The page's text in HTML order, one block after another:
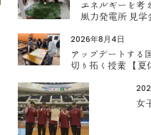
エネルギーを考
風力発電所 見学
2026年8月4日
アップデートす
切り拓く授業 【
女